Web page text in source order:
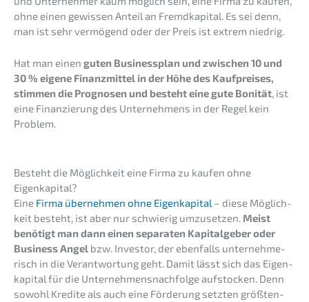
ohne einen gewis­sen Anteil an Fremd­ka­pi­tal. Es sei denn,
man ist sehr vermö­gend oder der Preis ist extrem niedrig.
Hat man einen guten Business­plan und zwischen 10 und
30 % eigene Finanz­mit­tel in der Höhe des Kaufprei­ses,
stimmen die Progno­sen und besteht eine gute Bonität, ist
eine Finan­zie­rung des Unter­neh­mens in der Regel kein
Problem.
Besteht die Möglich­keit eine Firma zu kaufen ohne
Eigenkapital?
Eine Firma überneh­men ohne Eigen­ka­pi­tal – diese Möglich­
keit besteht, ist aber nur schwie­rig umzuset­zen. Meist
benötigt man dann einen separa­ten Kapital­ge­ber oder
Business Angel bzw. Inves­tor, der ebenfalls unter­neh­me­
risch in die Verant­wor­tung geht. Damit lässt sich das Eigen­
ka­pi­tal für die Unternehmens­nachfolge aufsto­cken. Denn
sowohl Kredi­te als auch eine Förde­rung setzten größten­